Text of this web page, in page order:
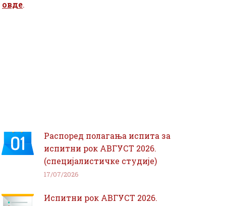
овде.
Распоред полагања испита за
испитни рок АВГУСТ 2026.
(специјалистичке студије)
17/07/2026
Испитни рок АВГУСТ 2026.